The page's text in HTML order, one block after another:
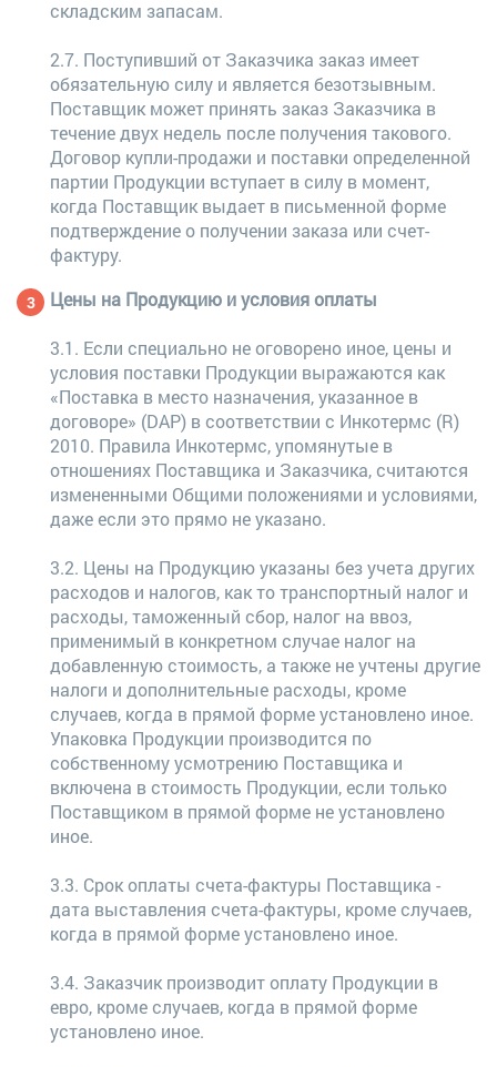
складским запасам.
2.7. Поступивший от Заказчика заказ имеет
обязательную силу и является безотзывным.
Поставщик может принять заказ Заказчика в
течение двух недель после получения такового.
Договор купли-продажи и поставки определенной
партии Продукции вступает в силу в момент,
когда Поставщик выдает в письменной форме
подтверждение о получении заказа или счет-
фактуру.
Цены на Продукцию и условия оплаты
3.1. Если специально не оговорено иное, цены и
условия поставки Продукции выражаются как
«Поставка в место назначения, указанное в
договоре» (DAP) в соответствии с Инкотермс (R)
2010. Правила Инкотермс, упомянутые в
отношениях Поставщика и Заказчика, считаются
измененными Общими положениями и условиями,
даже если это прямо не указано.
3.2. Цены на Продукцию указаны без учета других
расходов и налогов, как то транспортный налог и
расходы, таможенный сбор, налог на ввоз,
применимый в конкретном случае налог на
добавленную стоимость, а также не учтены другие
налоги и дополнительные расходы, кроме
случаев, когда в прямой форме установлено иное.
Упаковка Продукции производится по
собственному усмотрению Поставщика и
включена в стоимость Продукции, если только
Поставщиком в прямой форме не установлено
иное.
3.3. Срок оплаты счета-фактуры Поставщика -
дата выставления счета-фактуры, кроме случаев,
когда в прямой форме установлено иное.
3.4. Заказчик производит оплату Продукции в
евро, кроме случаев, когда в прямой форме
установлено иное.